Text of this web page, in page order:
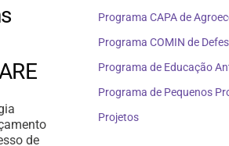
de
Programa CAPA de
Programa COMIN de
Programa de Educação
Programa de Pequenos
Projetos